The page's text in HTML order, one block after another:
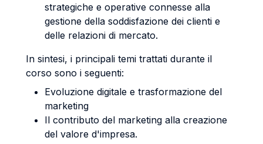
strategiche e operative connesse alla
gestione della soddisfazione dei clienti e
delle relazioni di mercato.
In sintesi, i principali temi trattati durante il
corso sono i seguenti:
Evoluzione digitale e trasformazione del
marketing
Il contributo del marketing alla creazione
del valore d'impresa.